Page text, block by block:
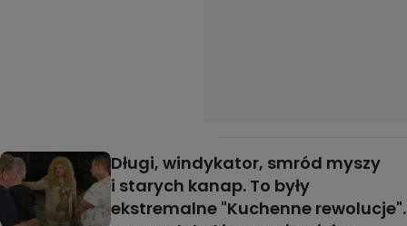
Długi, windykator, smród myszy
i starych kanap. To były
ekstremalne "Kuchenne rewolucje".